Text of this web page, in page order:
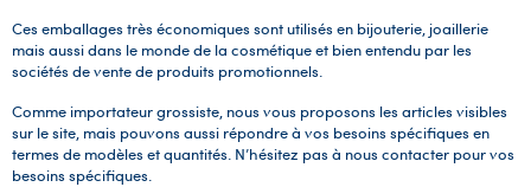
Ces emballages très économiques sont utilisés en bijouterie, joaillerie
mais aussi dans le monde de la cosmétique et bien entendu par les
sociétés de vente de produits promotionnels.
Comme importateur grossiste, nous vous proposons les articles visibles
sur le site, mais pouvons aussi répondre à vos besoins spécifiques en
termes de modèles et quantités. N’hésitez pas à nous contacter pour vos
besoins spécifiques.